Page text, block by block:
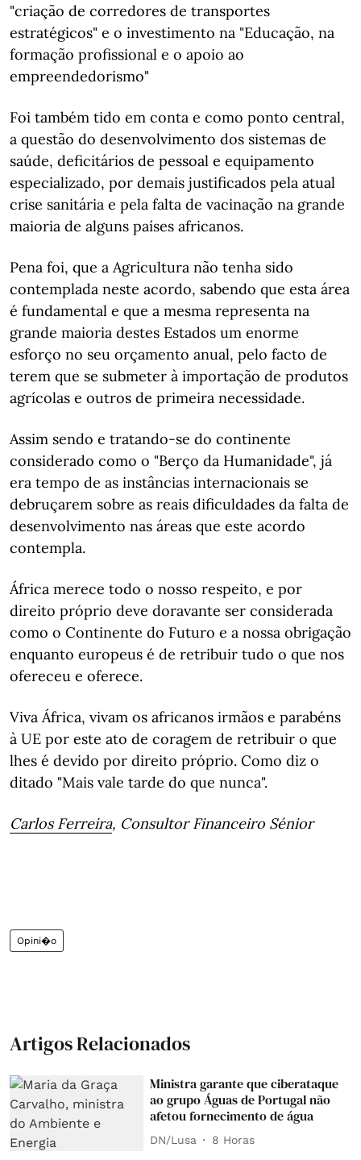
"criação de corredores de transportes
estratégicos" e o investimento na "Educação, na
formação profissional e o apoio ao
empreendedorismo"
Foi também tido em conta e como ponto central,
a questão do desenvolvimento dos sistemas de
saúde, deficitários de pessoal e equipamento
especializado, por demais justificados pela atual
crise sanitária e pela falta de vacinação na grande
maioria de alguns países africanos.
Pena foi, que a Agricultura não tenha sido
contemplada neste acordo, sabendo que esta área
é fundamental e que a mesma representa na
grande maioria destes Estados um enorme
esforço no seu orçamento anual, pelo facto de
terem que se submeter à importação de produtos
agrícolas e outros de primeira necessidade.
Assim sendo e tratando-se do continente
considerado como o "Berço da Humanidade", já
era tempo de as instâncias internacionais se
debruçarem sobre as reais dificuldades da falta de
desenvolvimento nas áreas que este acordo
contempla.
África merece todo o nosso respeito, e por
direito próprio deve doravante ser considerada
como o Continente do Futuro e a nossa obrigação
enquanto europeus é de retribuir tudo o que nos
ofereceu e oferece.
Viva África, vivam os africanos irmãos e parabéns
à UE por este ato de coragem de retribuir o que
lhes é devido por direito próprio. Como diz o
ditado "Mais vale tarde do que nunca".
Carlos Ferreira, Consultor Financeiro Sénior
Opini�o
Artigos Relacionados
Ministra garante que ciberataque
ao grupo Águas de Portugal não
afetou fornecimento de água
DN/Lusa 8 Horas